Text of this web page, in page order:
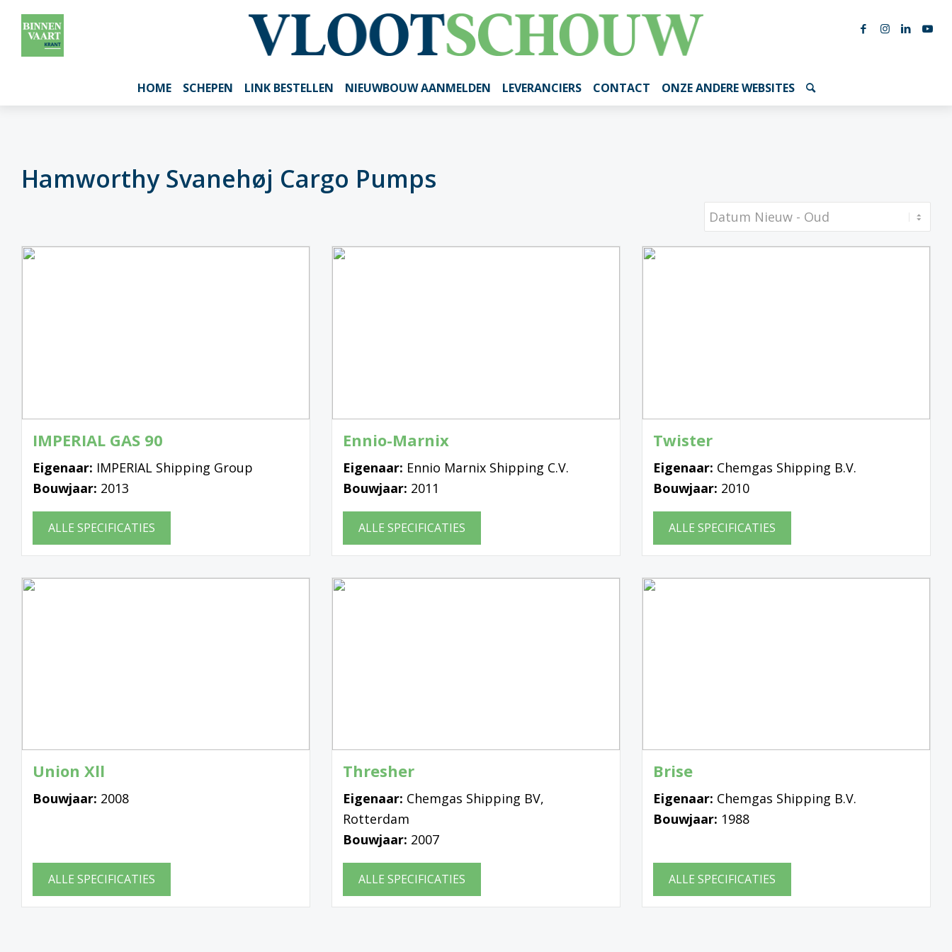
HOME SCHEPEN LINK BESTELLEN NIEUWBOUW AANMELDEN LEVERANCIERS CONTACT ONZE ANDERE WEBSITES
Hamworthy Svanehøj Cargo Pumps
IMPERIAL GAS 90
Eigenaar: IMPERIAL Shipping Group
Bouwjaar: 2013
ALLE SPECIFICATIES
Ennio-Marnix
Eigenaar: Ennio Marnix Shipping C.V.
Bouwjaar: 2011
ALLE SPECIFICATIES
Twister
Eigenaar: Chemgas Shipping B.V.
Bouwjaar: 2010
ALLE SPECIFICATIES
Union Xll
Bouwjaar: 2008
ALLE SPECIFICATIES
Thresher
Eigenaar: Chemgas Shipping BV,
Rotterdam
Bouwjaar: 2007
ALLE SPECIFICATIES
Brise
Eigenaar: Chemgas Shipping B.V.
Bouwjaar: 1988
ALLE SPECIFICATIES